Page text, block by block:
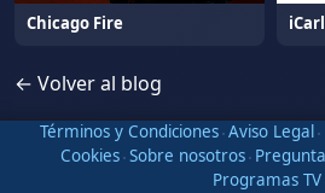
Chicago Fire
← Volver al blog
Términos y Condiciones·Aviso Legal ·
Cookies·Sobre nosotros·
Programas TV